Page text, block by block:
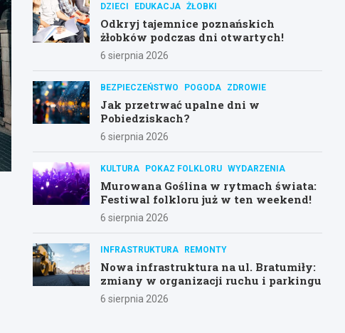
DZIECI EDUKACJA ŻŁOBKI
Odkryj tajemnice poznańskich
żłobków podczas dni otwartych!
6 sierpnia 2026
BEZPIECZEŃSTWO POGODA ZDROWIE
Jak przetrwać upalne dni w
Pobiedziskach?
6 sierpnia 2026
KULTURA POKAZ FOLKLORU WYDARZENIA
Murowana Goślina w rytmach świata:
Festiwal folkloru już w ten weekend!
6 sierpnia 2026
INFRASTRUKTURA REMONTY
Nowa infrastruktura na ul. Bratumiły:
zmiany w organizacji ruchu i parkingu
6 sierpnia 2026